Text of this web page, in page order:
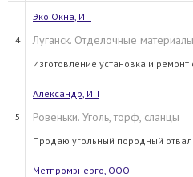
4
Эко Окна, ИП
Луганск. Отделочные
Изготовление установка и
5
Александр, ИП
Ровеньки. Уголь, торф, сланцы
Продаю угольный породный отвал
Метпромэнерго, ООО